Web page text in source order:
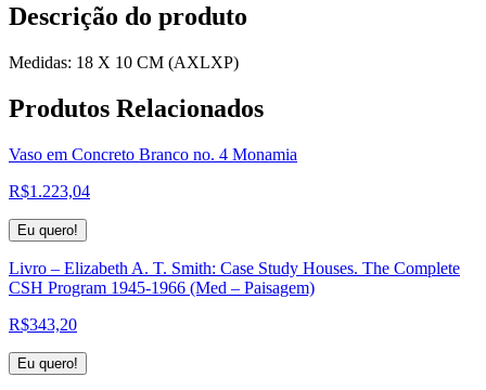
Descrição do produto
Medidas: 18 X 10 CM (AXLXP)
Produtos Relacionados
Vaso em Concreto Branco no. 4 Monamia
R$1.223,04
Eu quero!
Livro – Elizabeth A. T. Smith: Case Study Houses. The Complete
CSH Program 1945-1966 (Med – Paisagem)
R$343,20
Eu quero!